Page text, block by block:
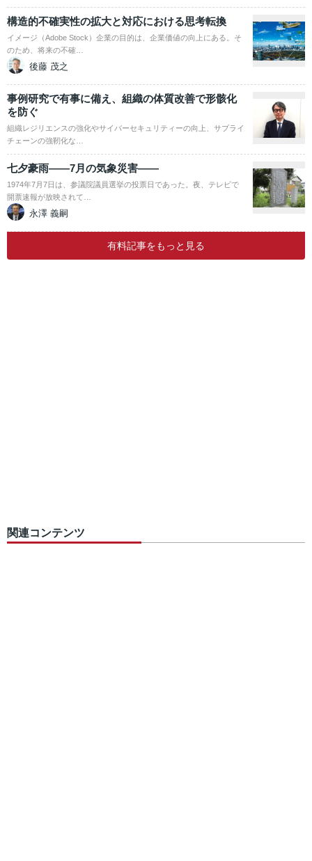
構造的不確実性の拡大と対応における思考転換
イメージ（Adobe Stock）企業の目的は、企業価値の向上にある。そ
のため、将来の不確…
後藤 茂之
事例研究で有事に備え、組織の体質改善で形骸化
を防ぐ
組織レジリエンスの強化やサイバーセキュリティーの向上、サプライ
チェーンの強靭化な…
七夕豪雨――7月の気象災害――
1974年7月7日は、参議院議員選挙の投票日であった。夜、テレビで
開票速報が放映されて…
永澤 義嗣
有料記事をもっと見る
関連コンテンツ